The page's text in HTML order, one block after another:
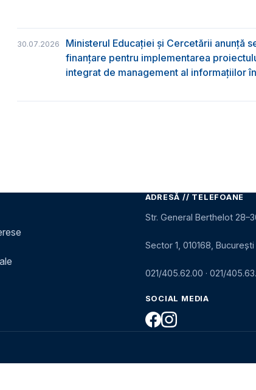
30.07.2026
Ministerul Educației și Cercetării anunță
finanțare pentru implementarea
integrat de management al informațiilor
ADRESĂ // TELEFOANE
Str. General Berthelot
Sector 1, 010168, București
021/405.62.00 · 021/
SOCIAL MEDIA